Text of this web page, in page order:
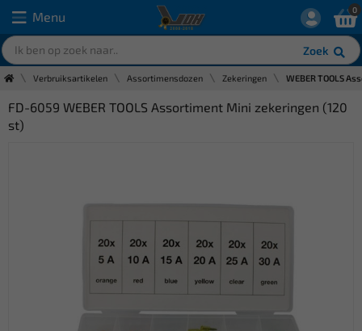
Menu
Zoek
0
Verbruiksartikelen Assortimensdozen Zekeringen WEBER TOOLS
FD-6059 WEBER TOOLS Assortiment Mini zekeringen (120
st)